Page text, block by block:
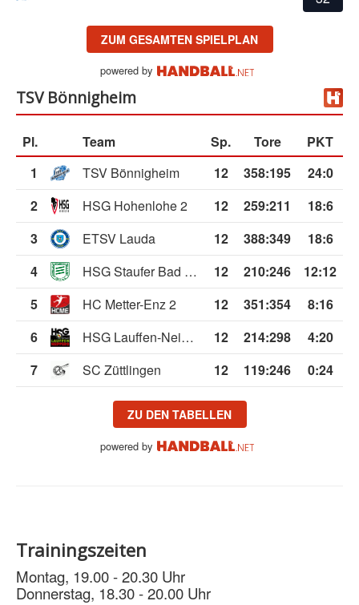
ZUM GESAMTEN SPIELPLAN
powered by
TSV Bönnigheim
Pl. Team Sp. Tore
PKT
1
TSV Bönnigheim 12 358:195
24:0
2
HSG Hohenlohe 2 12 259:211
18:6
3
ETSV Lauda 12 388:349
18:6
4
HSG Staufer Bad Wimpfen/Biberach 12 210:246
12:12
5
HC Metter-Enz 2 12 351:354
8:16
6
HSG Lauffen-Neipperg 12 214:298
4:20
7
SC Züttlingen 12 119:246 0:24
ZU DEN TABELLEN
powered by
Trainingszeiten
Montag, 19.00 - 20.30 Uhr
Donnerstag, 18.30 - 20.00 Uhr